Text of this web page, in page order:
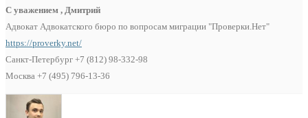
С уважением , Дмитрий
Адвокат Адвокатского бюро по вопросам миграции "Проверки.Нет"
https://proverky.net/
Санкт-Петербург +7 (812) 98-332-98
Москва +7 (495) 796-13-36